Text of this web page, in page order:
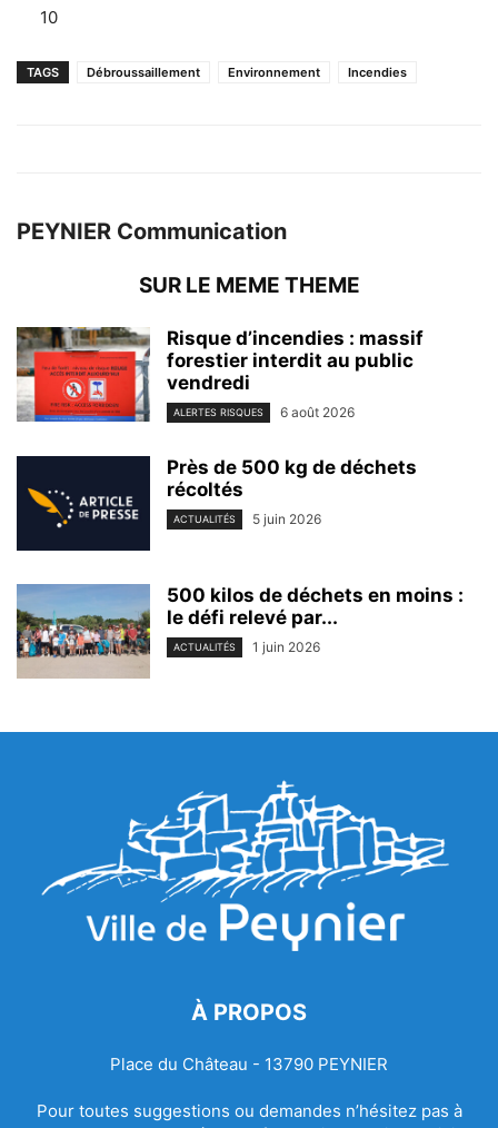
10
TAGS Débroussaillement Environnement Incendies
PEYNIER Communication
SUR LE MEME THEME
Risque d’incendies : massif
forestier interdit au public
vendredi
ALERTES RISQUES 6 août 2026
Près de 500 kg de déchets
récoltés
ACTUALITÉS 5 juin 2026
500 kilos de déchets en moins :
le défi relevé par...
ACTUALITÉS 1 juin 2026
À PROPOS
Place du Château - 13790 PEYNIER
Pour toutes suggestions ou demandes n’hésitez pas à